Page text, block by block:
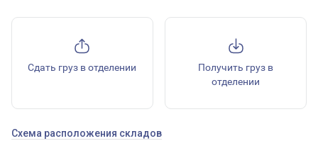
Сдать груз в отделении
Получить груз в
отделении
Схема расположения складов